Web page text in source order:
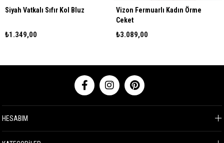
Siyah Vatkalı Sıfır Kol Bluz
₺1.349,00
Vizon Fermuarlı Kadın Örme
Ceket
₺3.089,00
HESABIM